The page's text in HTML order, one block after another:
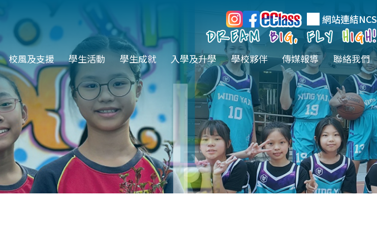
網站連結NCS
校風及支援 學生活動 學生成就 入學及升學 學校夥伴 傳媒報導 聯絡我們